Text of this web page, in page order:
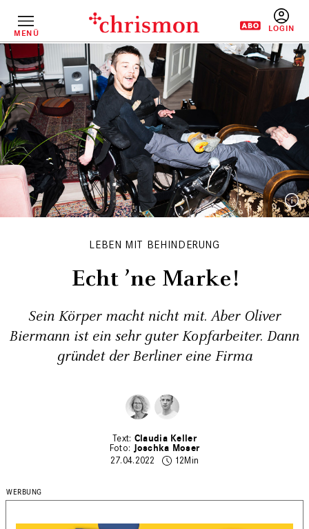
InhaltMENÜ
LEBEN MIT BEHINDERUNG
Echt ’ne Marke!
Sein Körper macht nicht mit. Aber Oliver
Biermann ist ein sehr guter Kopfarbeiter. Dann
gründet der Berliner eine Firma
Claudia Keller
Joschka Moser
27.04.2022
12Min